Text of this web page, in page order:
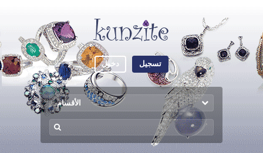
دخول تسجيل
الأقسام